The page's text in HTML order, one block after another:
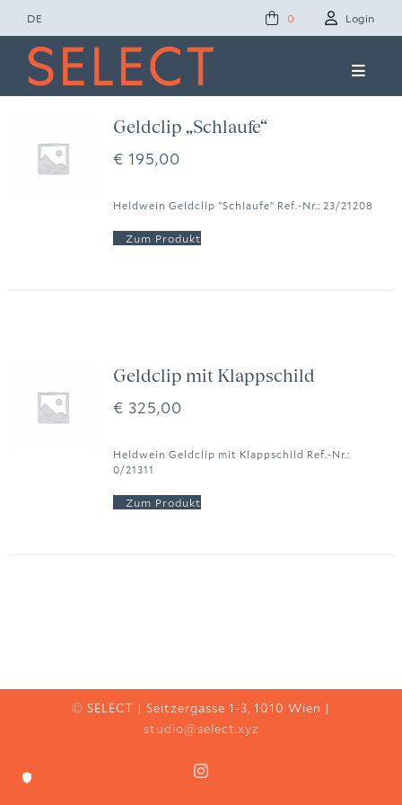
Zum
Inhalt
springen
DE 0 Login
Toggle
Concept Studio
Friends of Select
Ole Lynggaard
Kontakt
Geldclip „Schlaufe“
€ 195,00
Heldwein Geldclip "Schlaufe" Ref.-Nr.: 23/21208
Geldclip mit Klappschild
€ 325,00
Heldwein Geldclip mit Klappschild Ref.-Nr.:
0/21311
© SELECT | Seitzergasse 1-3, 1010 Wien |
studio@select.xyz
Instagram